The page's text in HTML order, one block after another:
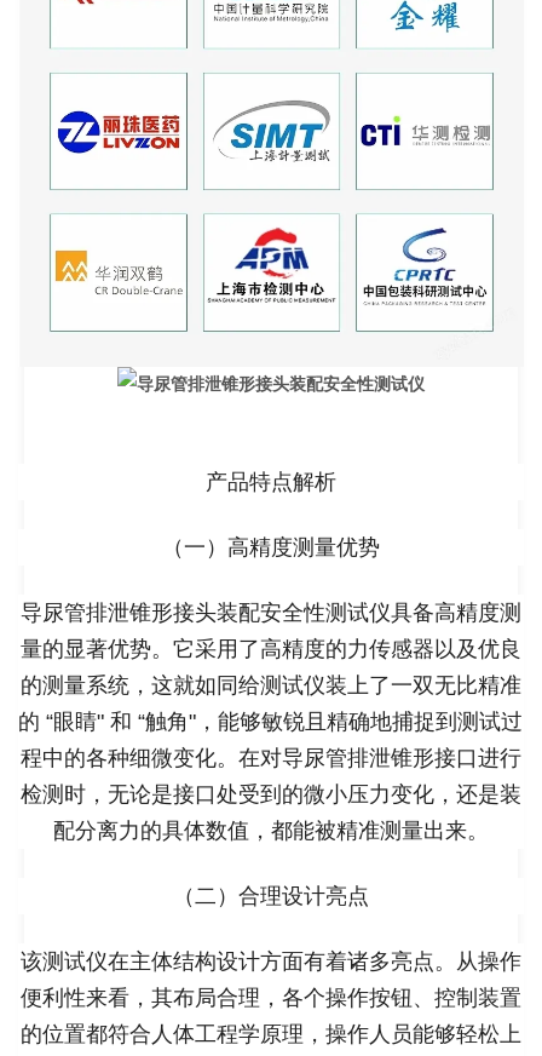
产品特点解析
（一）高精度测量优势
导尿管排泄锥形接头装配安全性测试仪具备高精度测
量的显著优势。它采用了高精度的力传感器以及优良
的测量系统，这就如同给测试仪装上了一双无比精准
的 “眼睛" 和 “触角"，能够敏锐且精确地捕捉到测试过
程中的各种细微变化。在对导尿管排泄锥形接口进行
检测时，无论是接口处受到的微小压力变化，还是装
配分离力的具体数值，都能被精准测量出来。
（二）合理设计亮点
该测试仪在主体结构设计方面有着诸多亮点。从操作
便利性来看，其布局合理，各个操作按钮、控制装置
的位置都符合人体工程学原理，操作人员能够轻松上